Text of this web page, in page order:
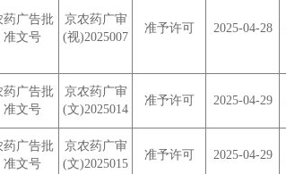
药广告批
准文号
京农药广审
(视)2025007
准予许可 2025-04-28
药广告批
准文号
京农药广审
(文)2025014
准予许可 2025-04-29
药广告批
准文号
京农药广审
(文)2025015
准予许可 2025-04-29